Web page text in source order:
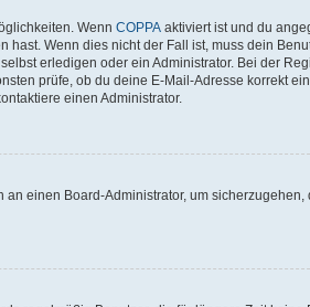
Wenn COPPA aktiviert ist und du
Wenn dies nicht der Fall ist, muss dein
erledigen oder ein Administrator. Bei der
prüfe, ob du deine E-Mail-Adresse korrekt
einen Administrator.
einen Board-Administrator, um sicherzugehen,